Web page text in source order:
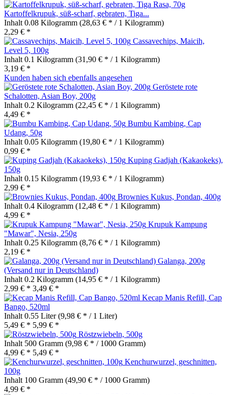
Kartoffelkrupuk, süß-scharf, gebraten, Tiga...
Inhalt 0.08 Kilogramm (28,63 € * / 1 Kilogramm)
2,29 € *
Cassavechips, Maicih,
Level 5, 100g
Inhalt 0.1 Kilogramm (31,90 € * / 1 Kilogramm)
3,19 € *
Kunden haben sich ebenfalls angesehen
Geröstete rote
Schalotten, Asian Boy, 200g
Inhalt 0.2 Kilogramm (22,45 € * / 1 Kilogramm)
4,49 € *
Bumbu Kambing, Cap
Udang, 50g
Inhalt 0.05 Kilogramm (19,80 € * / 1 Kilogramm)
0,99 € *
Kuping Gadjah (Kakaokeks),
150g
Inhalt 0.15 Kilogramm (19,93 € * / 1 Kilogramm)
2,99 € *
Brownies Kukus, Pondan, 400g
Inhalt 0.4 Kilogramm (12,48 € * / 1 Kilogramm)
4,99 € *
Krupuk Kampung
"Mawar", Nesia, 250g
Inhalt 0.25 Kilogramm (8,76 € * / 1 Kilogramm)
2,19 € *
Galanga, 200g
(Versand nur in Deutschland)
Inhalt 0.2 Kilogramm (14,95 € * / 1 Kilogramm)
2,99 € * 3,49 € *
Kecap Manis Refill, Cap
Bango, 520ml
Inhalt 0.55 Liter(9,98 € * / 1 Liter)
5,49 € * 5,99 € *
Röstzwiebeln, 500g
Inhalt 500 Gramm (9,98 € * / 1000 Gramm)
4,99 € * 5,49 € *
Kenchurwurzel, geschnitten,
100g
Inhalt 100 Gramm (49,90 € * / 1000 Gramm)
4,99 € *